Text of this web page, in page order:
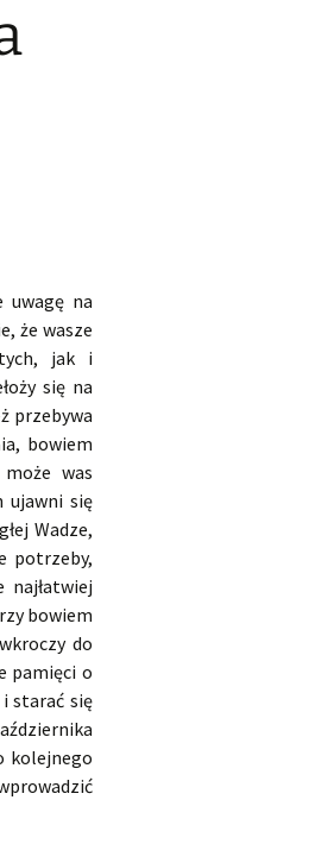
uwagę na
że wasze
jak i
się na
przebywa
bowiem
was
ujawni się
Wadze,
potrzeby,
najłatwiej
bowiem
do
pamięci o
starać się
kolejnego